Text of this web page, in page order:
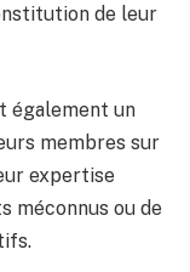
de leur
également un
membres sur
expertise
méconnus ou de